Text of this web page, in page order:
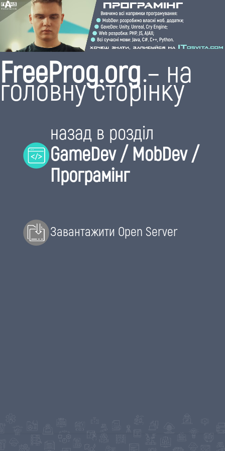
FreeProg.org– на
головну сторінку
назад в розділ
GameDev / MobDev /
Програмінг
Завантажити Open Server